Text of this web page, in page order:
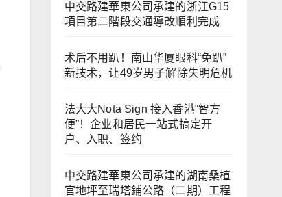
中交路建華東公司承建的浙江G15
項目第二階段交通導改順利完成
术后不用趴！南山华厦眼科“免趴”
新技术，让49岁男子解除失明危机
法大大Nota Sign 接入香港“智方
便”！企业和居民一站式搞定开
户、入职、签约
中交路建華東公司承建的湖南桑植
官地坪至瑞塔鋪公路（二期）工程